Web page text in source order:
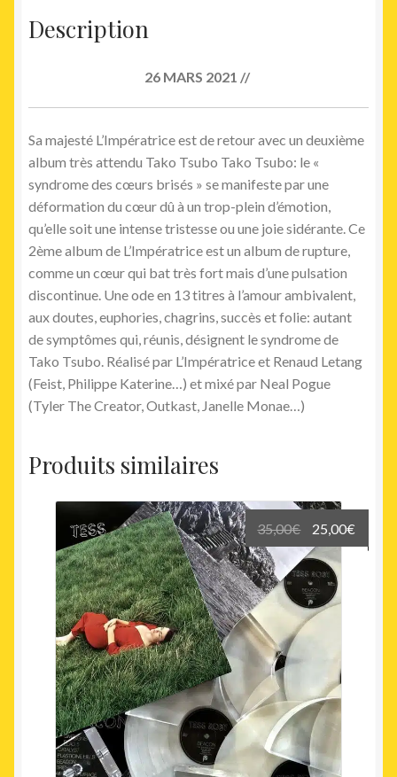
Description
26 MARS 2021 //
Sa majesté L’Impératrice est de retour avec un deuxième
album très attendu Tako Tsubo Tako Tsubo: le «
syndrome des cœurs brisés » se manifeste par une
déformation du cœur dû à un trop-plein d’émotion,
qu’elle soit une intense tristesse ou une joie sidérante. Ce
2ème album de L’Impératrice est un album de rupture,
comme un cœur qui bat très fort mais d’une pulsation
discontinue. Une ode en 13 titres à l’amour ambivalent,
aux doutes, euphories, chagrins, succès et folie: autant
de symptômes qui, réunis, désignent le syndrome de
Tako Tsubo. Réalisé par L’Impératrice et Renaud Letang
(Feist, Philippe Katerine…) et mixé par Neal Pogue
(Tyler The Creator, Outkast, Janelle Monae…)
Produits similaires
35,00€
Le
prix
initial
était :
35,00€.
25,00€
prix